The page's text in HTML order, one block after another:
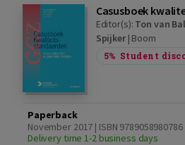
Casusboek
Editor(s): Ton van
Spijker| Boom
5% Student
Paperback
November 2017 | ISBN 9789058980786
Delivery time 1-2 business days